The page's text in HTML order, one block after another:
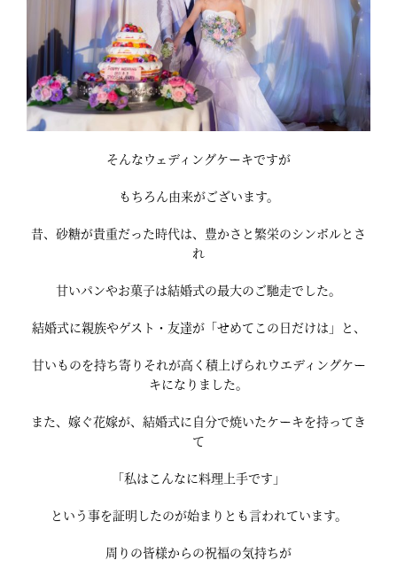
そんなウェディングケーキですが
もちろん由来がございます。
昔、砂糖が貴重だった時代は、豊かさと繁栄のシンボルとさ
れ
甘いパンやお菓子は結婚式の最大のご馳走でした。
結婚式に親族やゲスト・友達が「せめてこの日だけは」と、
甘いものを持ち寄りそれが高く積上げられウエディングケー
キになりました。
また、嫁ぐ花嫁が、結婚式に自分で焼いたケーキを持ってき
て
「私はこんなに料理上手です」
という事を証明したのが始まりとも言われています。
周りの皆様からの祝福の気持ちが